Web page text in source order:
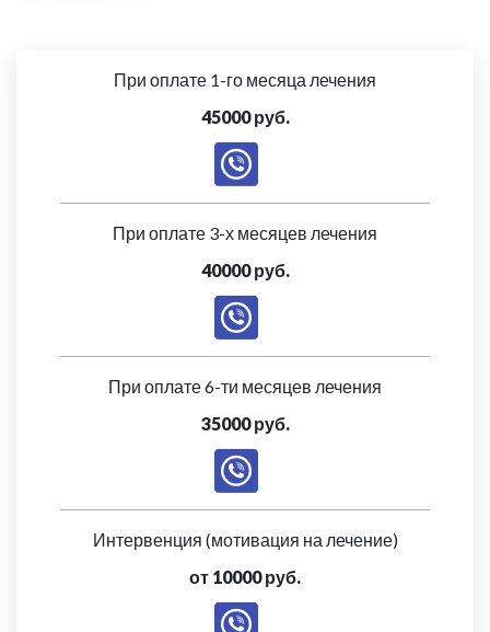
При оплате 1-го месяца лечения
45000 руб.
При оплате 3-х месяцев лечения
40000 руб.
При оплате 6-ти месяцев лечения
35000 руб.
Интервенция (мотивация на лечение)
от 10000 руб.